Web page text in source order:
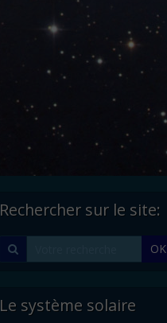
Rechercher sur le site:
OK
Le système solaire